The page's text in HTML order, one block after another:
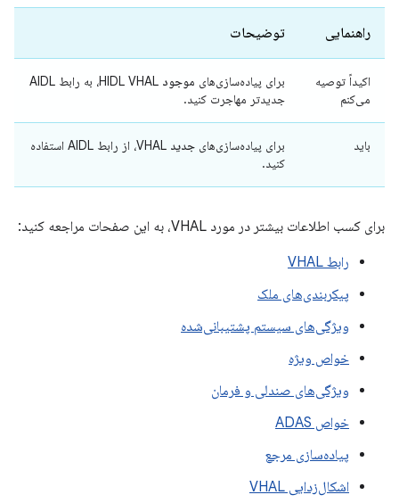
راهنمایی توضیحات
اکیداً توصیه
می‌کنم
برای پیاده‌سازی‌های موجود
HIDL VHAL، به رابط AIDL
جدیدتر مهاجرت کنید.
باید برای پیاده‌سازی‌های جدید
VHAL، از رابط AIDL استفاده
کنید.
برای کسب اطلاعات بیشتر در مورد VHAL، به این صفحات مراجعه کنید:
رابط VHAL
پیکربندی‌های ملک
ویژگی‌های سیستم پشتیبانی‌شده
خواص ویژه
ویژگی‌های صندلی و فرمان
خواص ADAS
پیاده‌سازی مرجع
اشکال‌زدایی VHAL